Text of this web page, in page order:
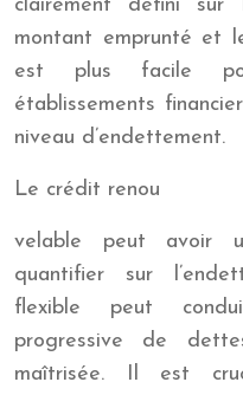
clairement défini sur
montant emprunté et
est plus facile
établissements
niveau d’endettement.
Le crédit renou
velable peut avoir
quantifier sur
flexible peut
progressive de
maîtrisée. Il est